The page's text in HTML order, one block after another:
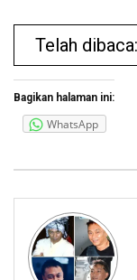
Telah
Bagikan halaman ini:
WhatsApp